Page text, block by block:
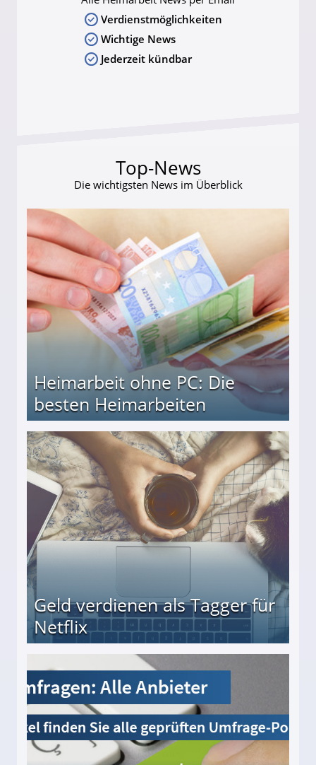
Verdienstmöglichkeiten
Wichtige News
Jederzeit kündbar
Top-News
Die wichtigsten News im Überblick
Heimarbeit ohne PC: Die
besten Heimarbeiten
Geld verdienen als Tagger für
Netflix